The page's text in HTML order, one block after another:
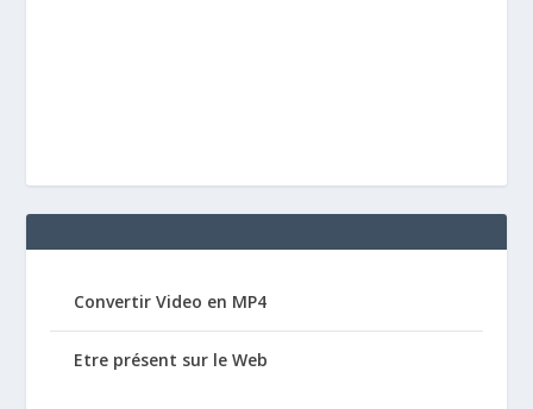
Convertir Video en MP4
Etre présent sur le Web